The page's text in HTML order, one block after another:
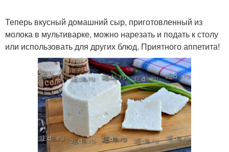
Теперь вкусный домашний сыр, приготовленный из
молока в мультиварке, можно нарезать и подать к столу
или использовать для других блюд. Приятного аппетита!